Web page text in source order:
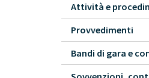
Attività e
Provvedimenti
Bandi di gara e